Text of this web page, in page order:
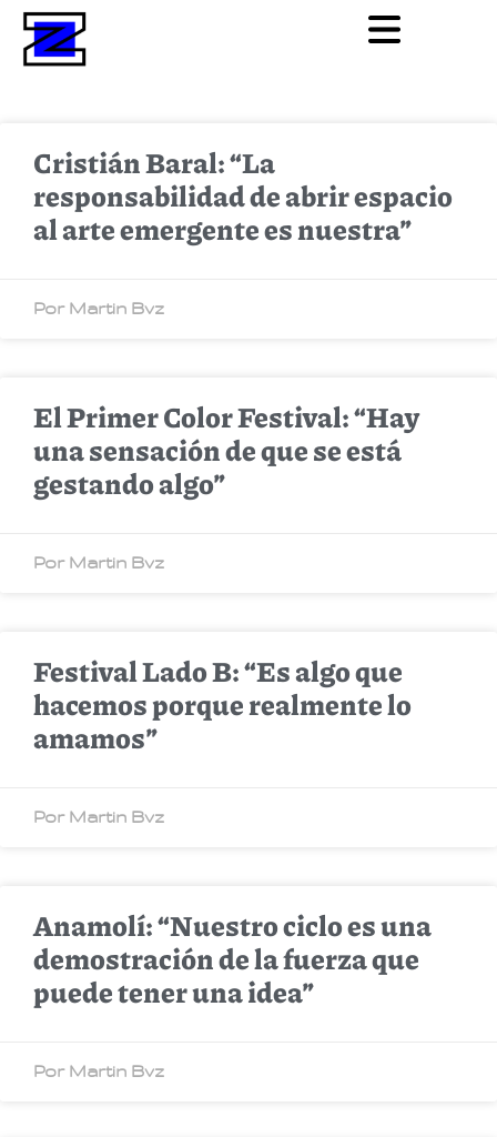
Cristián Baral: “La
responsabilidad de abrir espacio
al arte emergente es nuestra”
Por Martin Bvz
El Primer Color Festival: “Hay
una sensación de que se está
gestando algo”
Por Martin Bvz
Festival Lado B: “Es algo que
hacemos porque realmente lo
amamos”
Por Martin Bvz
Anamolí: “Nuestro ciclo es una
demostración de la fuerza que
puede tener una idea”
Por Martin Bvz